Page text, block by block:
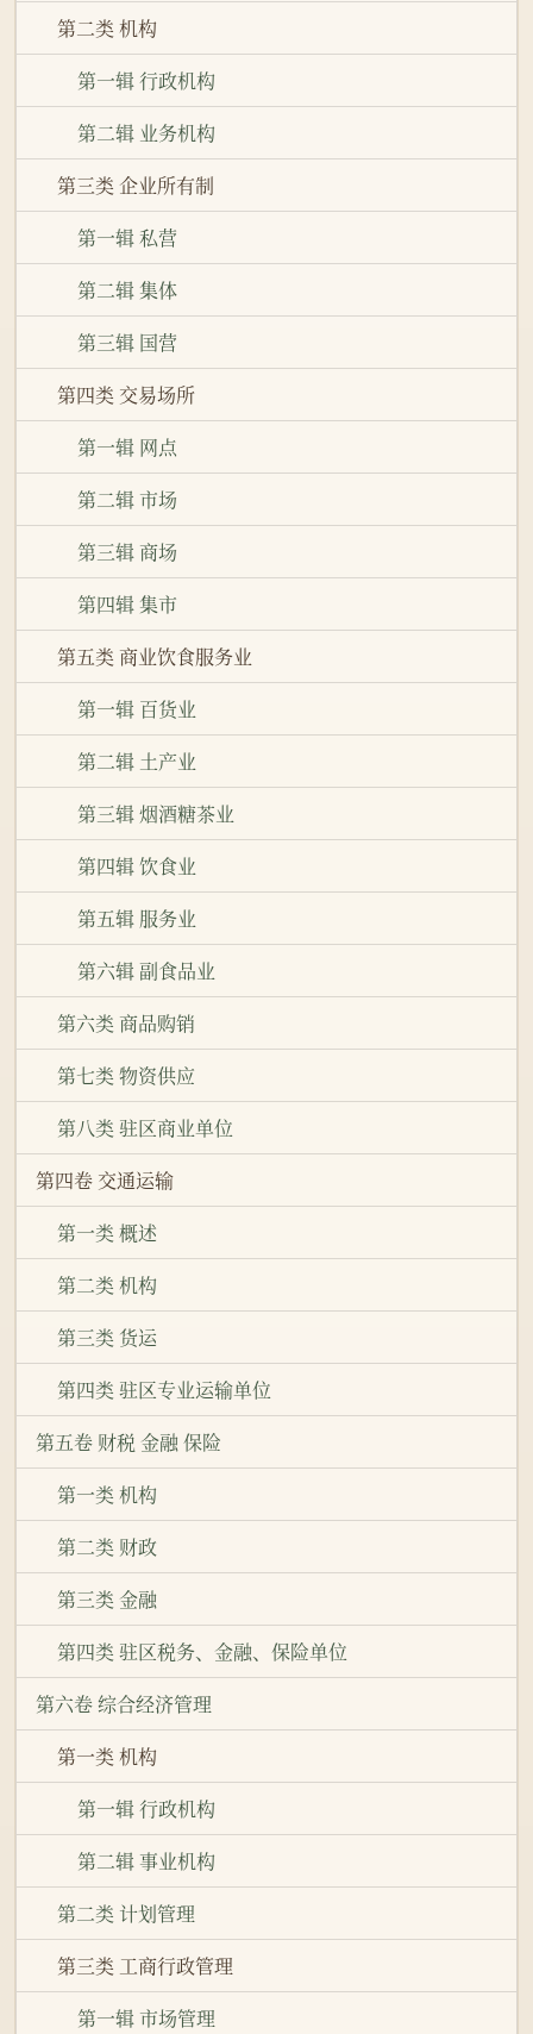
第二类 机构
第一辑 行政机构
第二辑 业务机构
第三类 企业所有制
第一辑 私营
第二辑 集体
第三辑 国营
第四类 交易场所
第一辑 网点
第二辑 市场
第三辑 商场
第四辑 集市
第五类 商业饮食服务业
第一辑 百货业
第二辑 土产业
第三辑 烟酒糖茶业
第四辑 饮食业
第五辑 服务业
第六辑 副食品业
第六类 商品购销
第七类 物资供应
第八类 驻区商业单位
第四卷 交通运输
第一类 概述
第二类 机构
第三类 货运
第四类 驻区专业运输单位
第五卷 财税 金融 保险
第一类 机构
第二类 财政
第三类 金融
第四类 驻区税务、金融、保险单位
第六卷 综合经济管理
第一类 机构
第一辑 行政机构
第二辑 事业机构
第二类 计划管理
第三类 工商行政管理
第一辑 市场管理